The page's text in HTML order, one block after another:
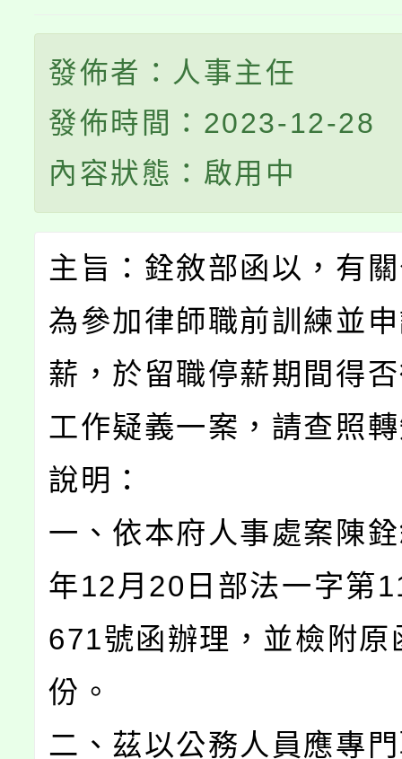
發佈者：人事主任
發佈時間：2023-12-28
內容狀態：啟用中
主旨：銓敘部函以，有
為參加律師職前訓練並
薪，於留職停薪期間得
工作疑義一案，請查照
說明：
一、依本府人事處案陳
年12月20日部法一字第
671號函辦理，並檢附原
份。
二、茲以公務人員應專